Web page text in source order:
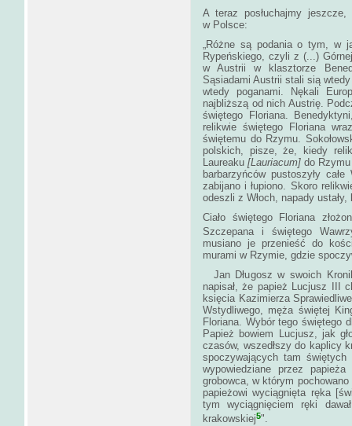
A teraz posłuchajmy
w Polsce:
„Różne są podania o tym, w
Rypeńskiego, czyli z (...)
w Austrii w klasztorze
Sąsiadami Austrii stali sią
wtedy poganami. Nękali
najbliższą od nich Austrię.
świętego Floriana.
relikwie świętego Floriana
świętemu do Rzymu.
polskich, pisze, że, kiedy
Laureaku [Lauriacum] do Rzymu
barbarzyńców pustoszyły
zabijano i łupiono. Skoro
odeszli z Włoch, napady
Ciało świętego Floriana
Szczepana i świętego
musiano je przenieść do
murami w Rzymie,
Jan Długosz w swoich
napisał, że papież Lucjusz III
księcia Kazimierza
Wstydliwego, męża świętej
Floriana. Wybór tego świętego
Papież bowiem Lucjusz, jak
czasów, wszedłszy do kaplicy
spoczywających tam
wypowiedziane przez
grobowca, w którym
papieżowi wyciągnięta ręka
tym wyciągnięciem ręki
krakowskiej5